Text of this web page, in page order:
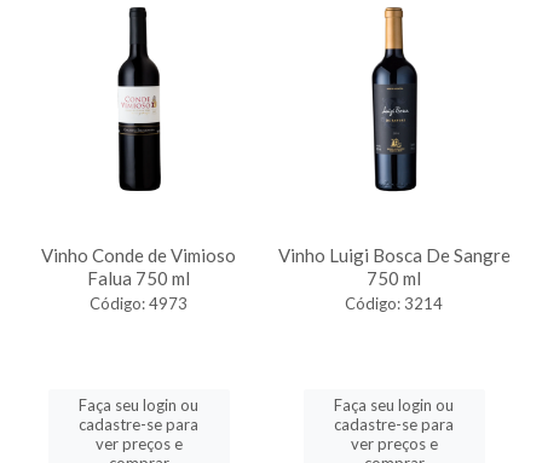
Vinho Conde de Vimioso
Falua 750 ml
Código: 4973
Faça seu login ou
cadastre-se para
ver preços e
Vinho Luigi Bosca De Sangre
750 ml
Código: 3214
Faça seu login ou
cadastre-se para
ver preços e